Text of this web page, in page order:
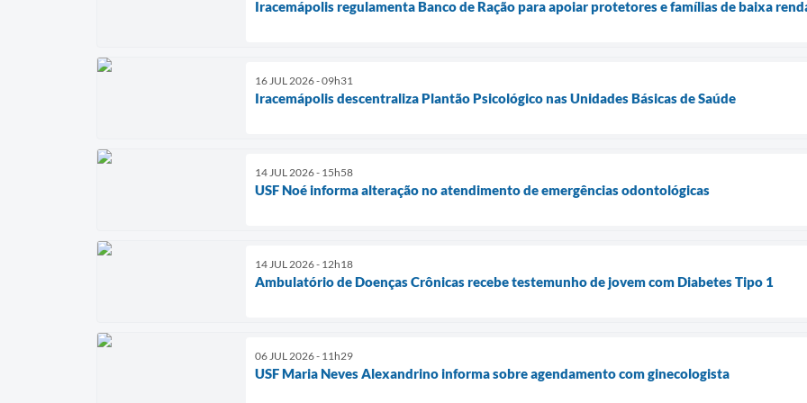
Iracemápolis regulamenta Banco de Ração para apoiar protetores e famílias de baixa
16 JUL 2026 - 09h31
Iracemápolis descentraliza Plantão Psicológico nas Unidades Básicas de Saúde
14 JUL 2026 - 15h58
USF Noé informa alteração no atendimento de emergências odontológicas
14 JUL 2026 - 12h18
Ambulatório de Doenças Crônicas recebe testemunho de jovem com Diabetes Tipo 1
06 JUL 2026 - 11h29
USF Maria Neves Alexandrino informa sobre agendamento com ginecologista